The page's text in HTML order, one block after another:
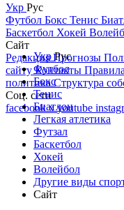
Укр Рус
Футбол Бокс Тенис
Баскетбол Хокей
Сайт
РедакцияПрогнозы
сайтуКонтакты
политикаСтруктура
Соц. сети
facebookxyoutube
УкрРус
Футбол
Бокс
Тенис
Биатлон
Легкая атлетика
Футзал
Баскетбол
Хокей
Волейбол
Другие виды
Сайт